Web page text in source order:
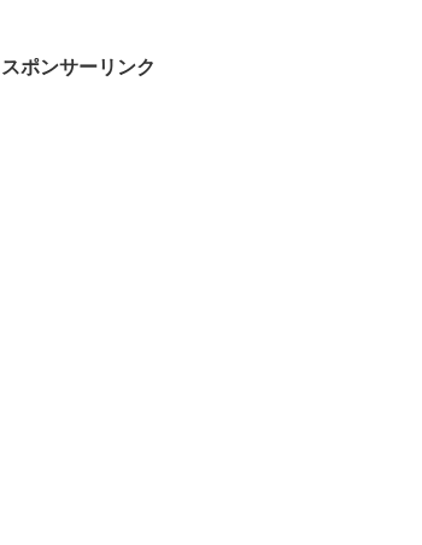
スポンサーリンク